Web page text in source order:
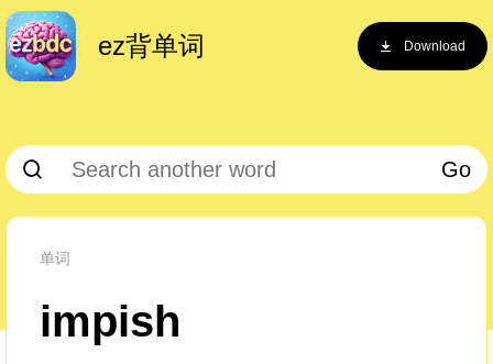
ez背单词 Download
Go
单词
impish